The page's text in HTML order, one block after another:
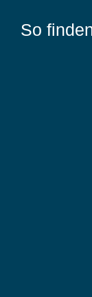
So